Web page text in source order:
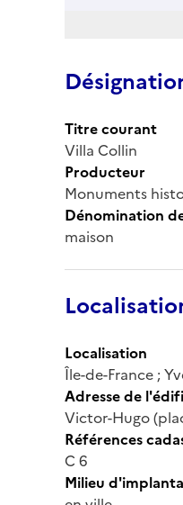
Titre courant
Villa Collin
Producteur
Monuments
Dénomination
maison
Localisation
Île-de-France ;
Adresse de
Victor-Hugo
Références
C 6
Milieu